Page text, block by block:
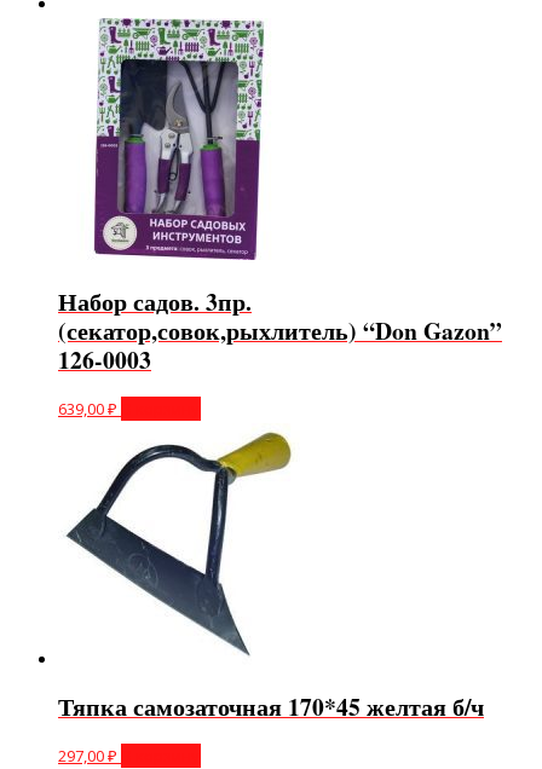
Набор садов. 3пр.
(секатор,совок,рыхлитель) “Don Gazon”
126-0003
639,00₽
Тяпка самозаточная 170*45 желтая б/ч
297,00₽